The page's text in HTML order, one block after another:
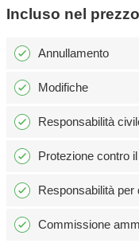
Incluso nel prezzo
Annullamento
Modifiche
Responsabilità
Protezione contro
Responsabilità per
Commissione